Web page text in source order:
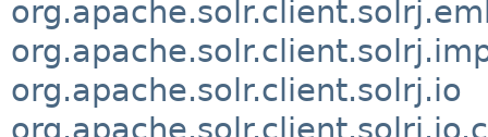
org.apache.solr.client.solrj.io